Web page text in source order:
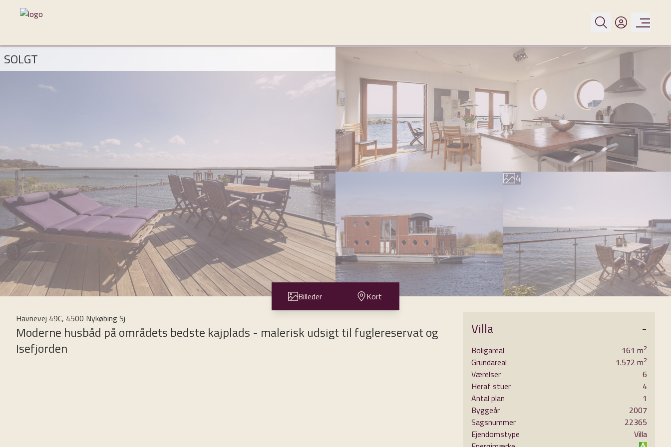
SOLGT
0
1
2
4
5
8
9
Billeder
Kort
Havnevej 49C, 4500 Nykøbing Sj
Moderne husbåd på områdets bedste kajplads - malerisk udsigt til fuglereservat og
Isefjorden
Villa -
Boligareal 161 m2
Grundareal 1.572 m2
Værelser
6
Heraf stuer
4
Antal plan
1
Byggeår
2007
Sagsnummer
22365
Ejendomstype
Villa